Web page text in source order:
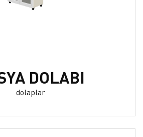
DOLABI
dolaplar